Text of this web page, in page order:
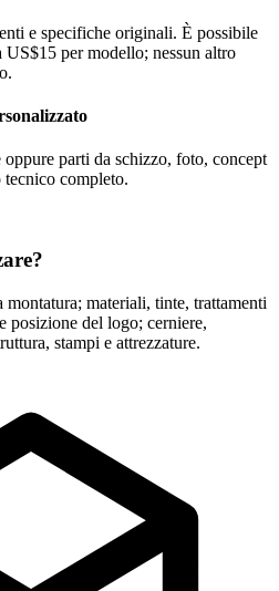
e specifiche originali. È possibile
US$15 per modello; nessun altro
parti da schizzo, foto, concept
completo.
materiali, tinte, trattamenti
posizione del logo; cerniere,
stampi e attrezzature.